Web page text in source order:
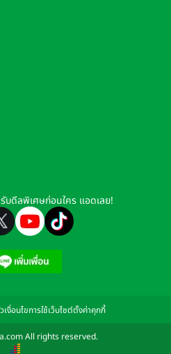
บดีลพิเศษก่อนใคร แอดเลย!
เงื่อนไขการใช้เว็บไซต์ตั้งค่าคุกกี้
All rights reserved.